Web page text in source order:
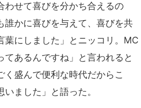
わせて喜びを分かち合えるの
誰かに喜びを与えて、喜びを共
葉にしました」とニッコリ。MC
あるんですね」と言われると
く盛んで便利な時代だからこ
ました」と語った。